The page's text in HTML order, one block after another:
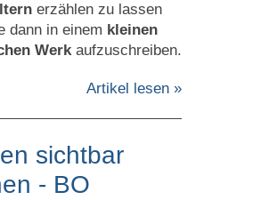
erzählen zu lassen
dann in einem kleinen
Werk aufzuschreiben.
Artikel lesen »
sichtbar
- BO